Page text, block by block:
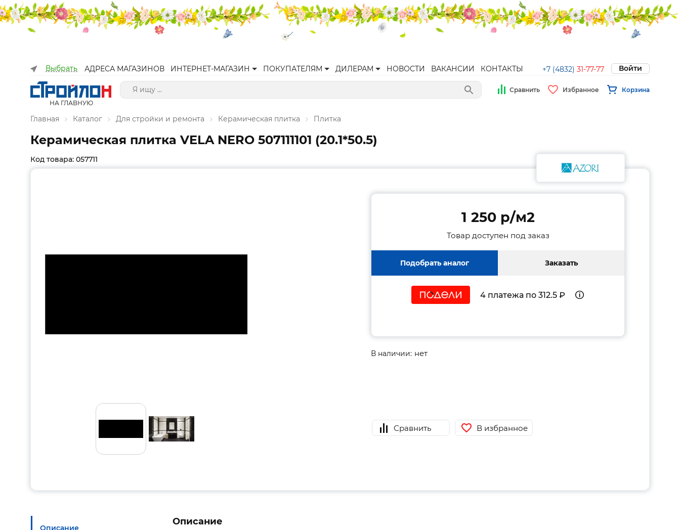
Выбрать АДРЕСА МАГАЗИНОВ ИНТЕРНЕТ-МАГАЗИН ПОКУПАТЕЛЯМ ДИЛЕРАМ НОВОСТИ ВАКАНСИИ КОНТАКТЫ +7 (4832) 31-77-77 Войти
НА ГЛАВНУЮ
Сравнить Избранное Корзина
Главная Каталог Для стройки и ремонта Керамическая плитка Плитка
Керамическая плитка VELA NERO 507111101 (20.1*50.5)
Код товара: 057711
1 250 p/м2
Товар доступен под заказ
Подобрать аналог Заказать
4 платежа по 312.5 ₽
В наличии: нет
Сравнить В избранное
Описание
Описание